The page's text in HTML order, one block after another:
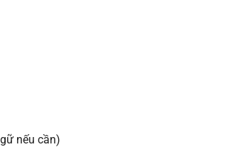
nếu cần)